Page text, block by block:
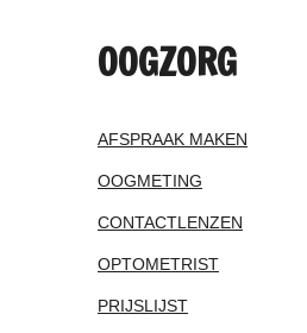
OOGZORG
AFSPRAAK MAKEN
OOGMETING
CONTACTLENZEN
OPTOMETRIST
PRIJSLIJST